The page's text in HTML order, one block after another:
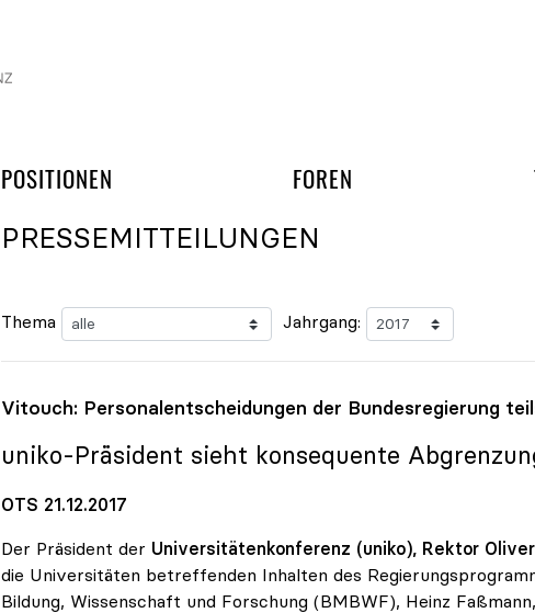
POSITIONEN FOREN UND
PRESSEMITTEILUNGEN
Thema Jahrgang:
Vitouch: Personalentscheidungen der Bundesregierung
uniko-Präsident sieht konsequente
OTS 21.12.2017
Der Präsident der Universitätenkonferenz (uniko), Rektor
die Universitäten betreffenden Inhalten des
Bildung, Wissenschaft und Forschung (BMBWF), Heinz